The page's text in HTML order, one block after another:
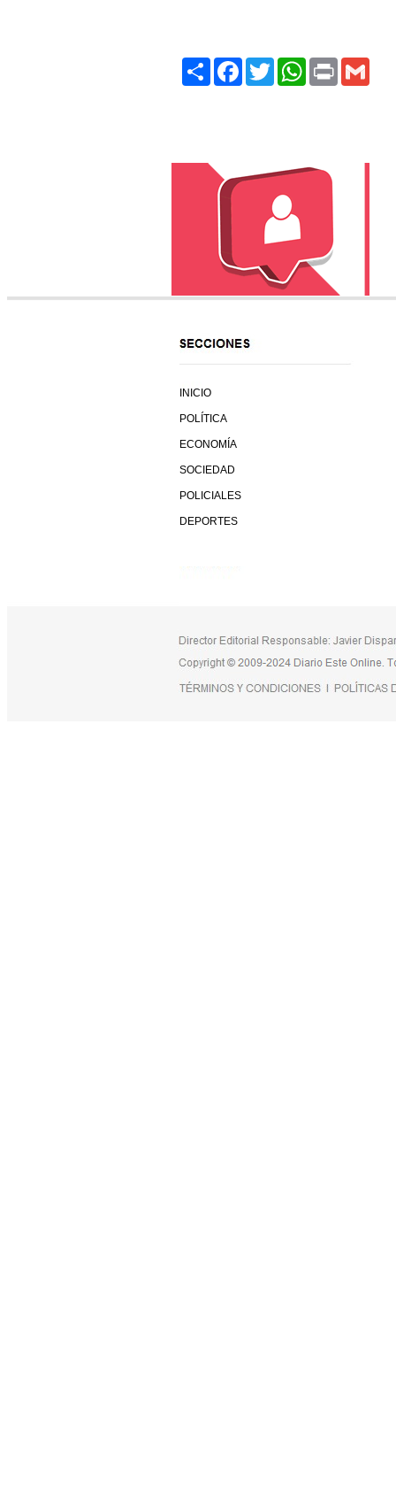
Share Facebook
TwitterWhatsApp
Print
INICIO
POLÍTICA
ECONOMÍA
SOCIEDAD
POLICIALES
DEPORTES